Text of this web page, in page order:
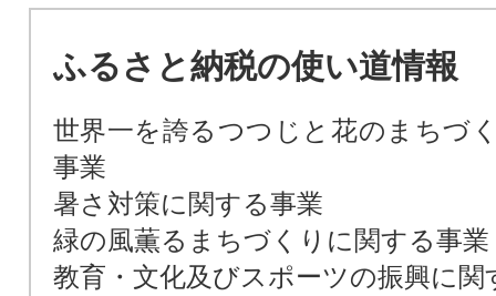
ふるさと納税の使い道情報
世界一を誇るつつじと花のまちづ
事業
暑さ対策に関する事業
緑の風薫るまちづくりに関する事業
教育・文化及びスポーツの振興に関